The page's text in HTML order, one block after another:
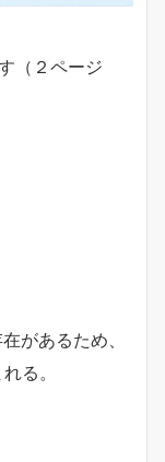
（２ページ
があるため、
る。